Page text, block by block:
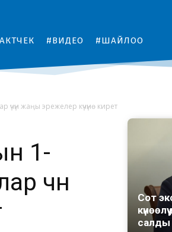
#ВИДЕО #ШАЙЛОО
жаңы эрежелер күчүнө кирет
1-
үчүн
Сот
салды